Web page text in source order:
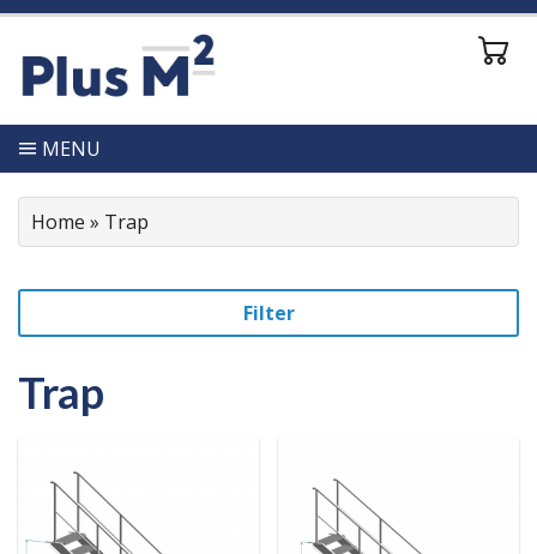
MENU
Home » Trap
Filter
Trap